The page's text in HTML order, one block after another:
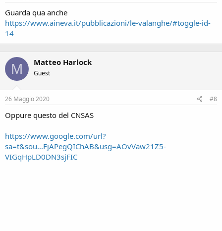
Guarda qua anche
https://www.aineva.it/pubblicazioni/le-valanghe/#toggle-id-
14
M Matteo Harlock
Guest
26 Maggio 2020 #8
Oppure questo del CNSAS
https://www.google.com/url?
sa=t&sou...FjAPegQIChAB&usg=AOvVaw21Z5-
VIGqHpLD0DN3sjFIC